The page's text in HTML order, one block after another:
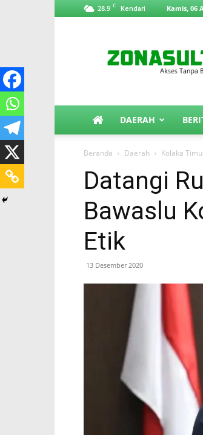
28.9 C Kendari Kamis, 06
DAERAH
Beranda Daerah Kolaka
Datangi
Bawaslu
Etik
13 Desember 2020